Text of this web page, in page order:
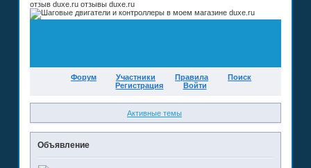
отзыв duxe.ru отзывы duxe.ru
Форум Участники Правила
Поиск
Регистрация
Войти
Активные темы
Объявление